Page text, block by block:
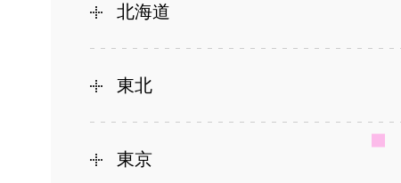
北海道
東北
東京